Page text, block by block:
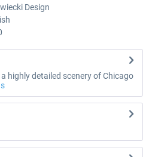
Design
highly detailed scenery of Chicago